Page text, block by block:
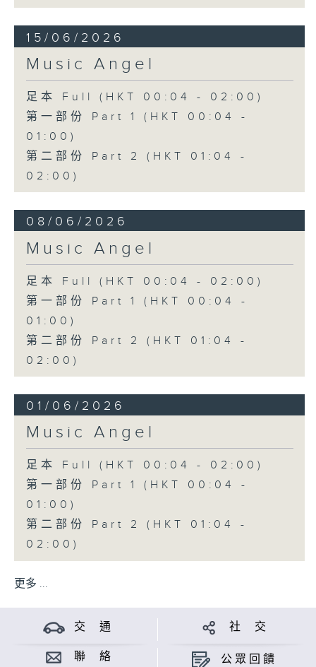
15/06/2026
Music Angel
足本 Full (HKT 00:04 - 02:00)
第一部份 Part 1 (HKT 00:04 -
01:00)
第二部份 Part 2 (HKT 01:04 -
02:00)
08/06/2026
Music Angel
足本 Full (HKT 00:04 - 02:00)
第一部份 Part 1 (HKT 00:04 -
01:00)
第二部份 Part 2 (HKT 01:04 -
02:00)
01/06/2026
Music Angel
足本 Full (HKT 00:04 - 02:00)
第一部份 Part 1 (HKT 00:04 -
01:00)
第二部份 Part 2 (HKT 01:04 -
02:00)
更多 ...
交 通 社 交
聯 絡 公眾回饋